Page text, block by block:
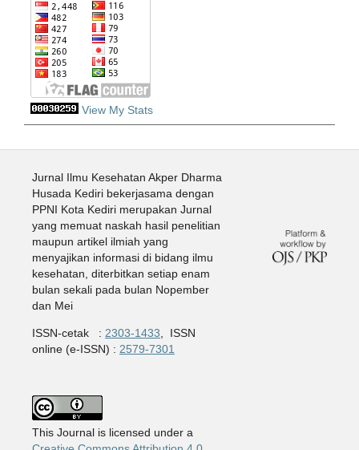
View My Stats
Jurnal Ilmu Kesehatan Akper Dharma
Husada Kediri bekerjasama dengan
PPNI Kota Kediri merupakan Jurnal
yang memuat naskah hasil penelitian
maupun artikel ilmiah yang
menyajikan informasi di bidang ilmu
kesehatan, diterbitkan setiap enam
bulan sekali pada bulan Nopember
dan Mei
ISSN-cetak : 2303-1433 , ISSN
online (e-ISSN) : 2579-7301
This Journal is licensed under a